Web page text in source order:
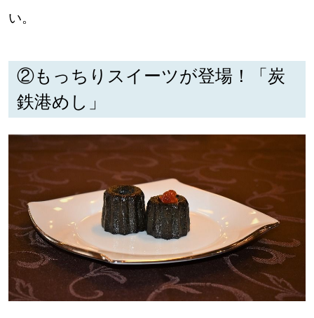
い。
②もっちりスイーツが登場！「炭
鉄港めし」